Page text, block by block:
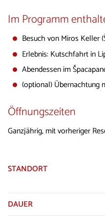
Im Programm
Besuch von Miros Keller
Erlebnis: Kutschfahrt in
Abendessen im
(optional) Übernachtung
Öffnungszeiten
Ganzjährig, mit vorheriger
STANDORT
DAUER